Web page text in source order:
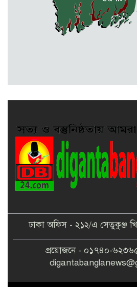
সুনামগঞ্জে
কুপিয়ে
সিলেটে
ঢাকা অফিস - ২১২/এ সেতুকুঞ্জ
প্রয়োজনে - ০১৭৪০-